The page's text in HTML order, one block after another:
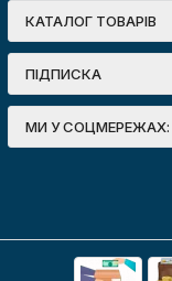
КАТАЛОГ ТОВАРІВ
ПІДПИСКА
МИ У СОЦМЕРЕЖАХ: